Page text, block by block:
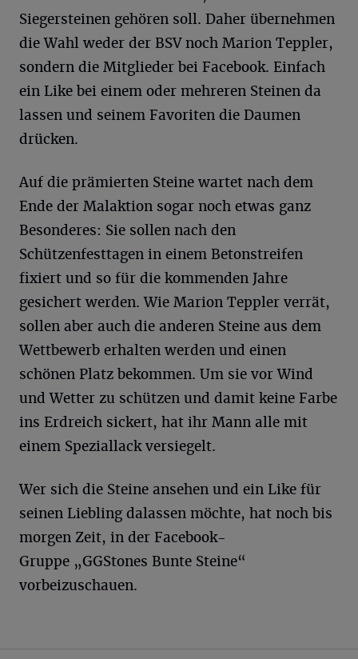
Siegersteinen gehören soll. Daher übernehmen
die Wahl weder der BSV noch Marion Teppler,
sondern die Mitglieder bei Facebook. Einfach
ein Like bei einem oder mehreren Steinen da
lassen und seinem Favoriten die Daumen
drücken.
Auf die prämierten Steine wartet nach dem
Ende der Malaktion sogar noch etwas ganz
Besonderes: Sie sollen nach den
Schützenfesttagen in einem Betonstreifen
fixiert und so für die kommenden Jahre
gesichert werden. Wie Marion Teppler verrät,
sollen aber auch die anderen Steine aus dem
Wettbewerb erhalten werden und einen
schönen Platz bekommen. Um sie vor Wind
und Wetter zu schützen und damit keine Farbe
ins Erdreich sickert, hat ihr Mann alle mit
einem Speziallack versiegelt.
Wer sich die Steine ansehen und ein Like für
seinen Liebling dalassen möchte, hat noch bis
morgen Zeit, in der Facebook-
Gruppe „GGStones Bunte Steine“
vorbeizuschauen.